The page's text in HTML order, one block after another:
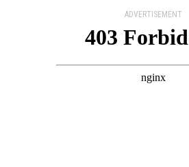
ADVERTISEMENT